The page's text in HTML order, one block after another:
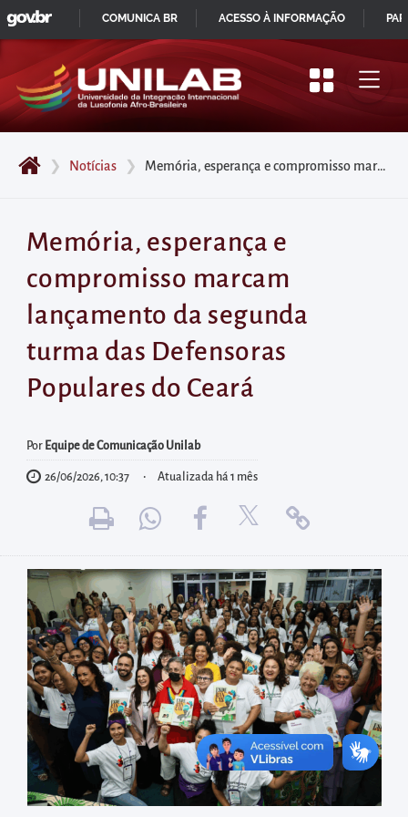
Pular
para
início
do
principal
Acessar
diretamente
menu
principal
Acessar
área
para
internas
Acessar
diretamente
as
informações
postas
no
rodapé
❯ Notícias ❯ Memória, esperança e compromisso marcam lançamento da segunda turma das Defensoras Populares do Ceará
Memória, esperança e
compromisso marcam
lançamento da segunda
turma das Defensoras
Populares do Ceará
Por Equipe de Comunicação Unilab
26/06/2026, 10:37 Atualizada há 1 mês
IR
PARA
CONTEÚDO
GOVBR
COMUNICA BR ACESSO À INFORMAÇÃO